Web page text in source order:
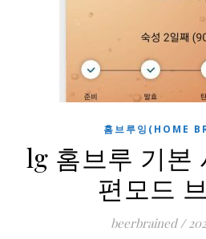
홈브루잉(HOME
lg 홈브루 기본
편모드
beerbrained /